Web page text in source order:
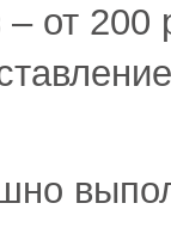
от 200